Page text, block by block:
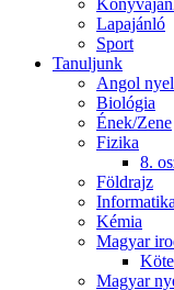
Lapajánló
Sport
Tanuljunk
Angol
Biológia
Ének/Zene
Fizika
8.
Földrajz
Informatika
Kémia
Magyar
Magyar